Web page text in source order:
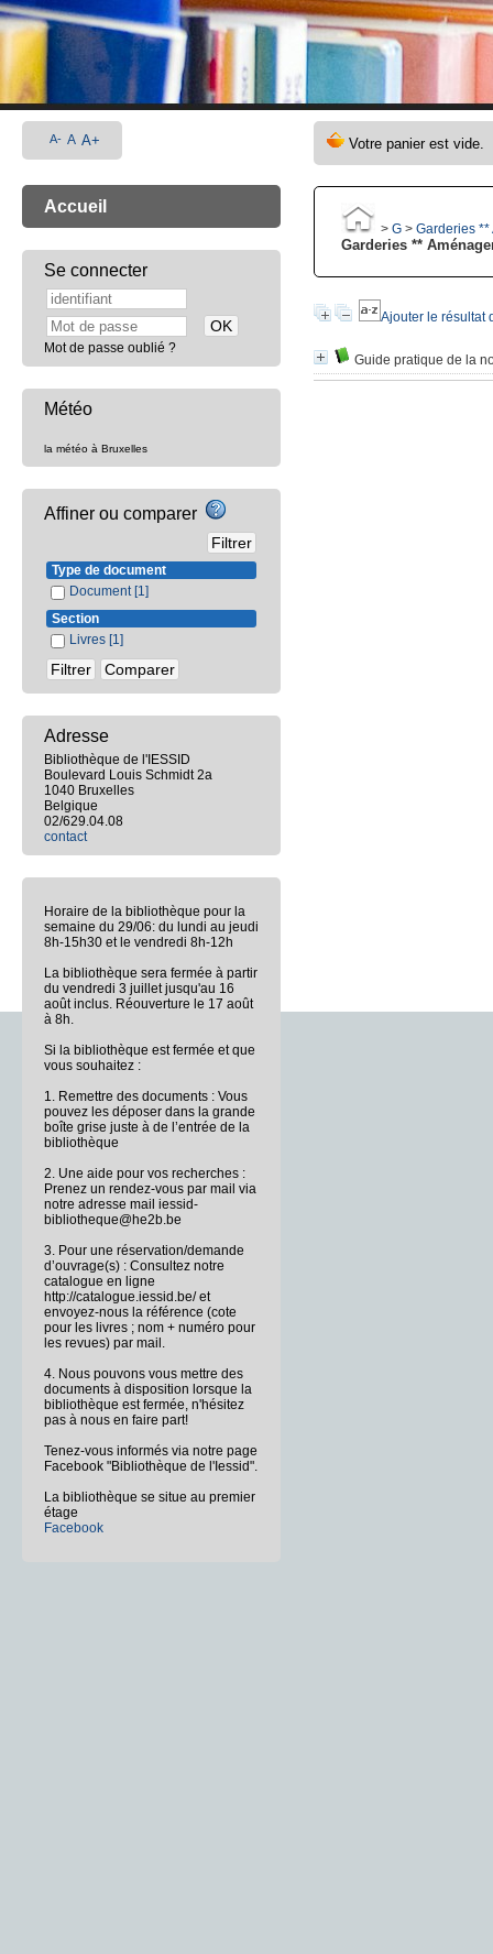
> G > Garderies **
Garderies **
Ajouter le résultat
Guide pratique de la
A- A A+
Accueil
Se connecter
Mot de passe oublié ?
Météo
la météo à Bruxelles
Affiner ou comparer
Type de document
Document [1]
Section
Livres [1]
Adresse
Bibliothèque de l'IESSID
Boulevard Louis Schmidt 2a
1040 Bruxelles
Belgique
02/629.04.08
contact
Horaire de la bibliothèque pour la
semaine du 29/06: du lundi au jeudi
8h-15h30 et le vendredi 8h-12h
La bibliothèque sera fermée à partir
du vendredi 3 juillet jusqu'au 16
août inclus. Réouverture le 17 août
à 8h.
Si la bibliothèque est fermée et que
vous souhaitez :
1. Remettre des documents : Vous
pouvez les déposer dans la grande
boîte grise juste à de l’entrée de la
bibliothèque
2. Une aide pour vos recherches :
Prenez un rendez-vous par mail via
notre adresse mail iessid-
bibliotheque@he2b.be
3. Pour une réservation/demande
d’ouvrage(s) : Consultez notre
catalogue en ligne
http://catalogue.iessid.be/ et
envoyez-nous la référence (cote
pour les livres ; nom + numéro pour
les revues) par mail.
4. Nous pouvons vous mettre des
documents à disposition lorsque la
bibliothèque est fermée, n'hésitez
pas à nous en faire part!
Tenez-vous informés via notre page
Facebook "Bibliothèque de l'Iessid".
La bibliothèque se situe au premier
étage
Facebook